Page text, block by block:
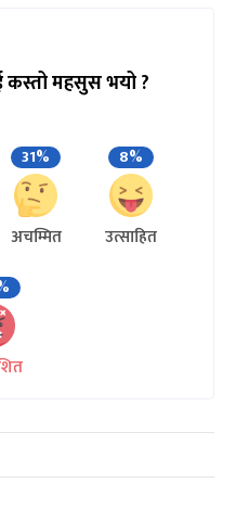
कस्तो महसुस भयो ?
31%
अचम्मित
8%
उत्साहित